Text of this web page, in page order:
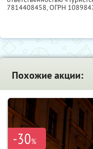
7814408458, ОГРН
Похожие акции:
-30%